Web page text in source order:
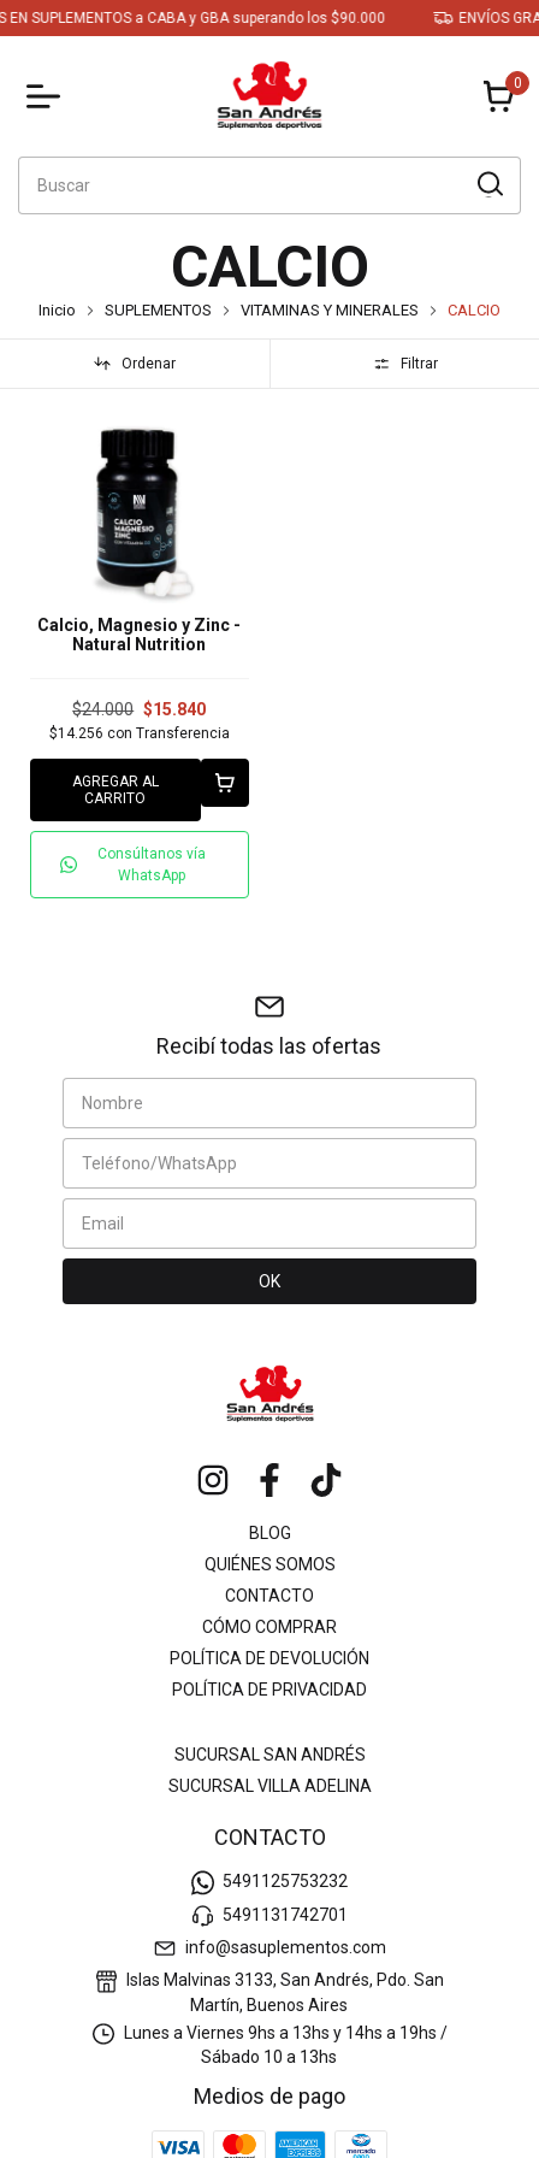
EN SUPLEMENTOS a CABA y GBA superando los $90.000 ENVÍOS
0
CALCIO
Inicio SUPLEMENTOS VITAMINAS Y MINERALES CALCIO
Ordenar Filtrar
Calcio, Magnesio y Zinc -
Natural Nutrition
$24.000 $15.840
$14.256 con Transferencia
AGREGAR AL
CARRITO
Consúltanos vía
WhatsApp
Recibí todas las ofertas
BLOG
QUIÉNES SOMOS
CONTACTO
CÓMO COMPRAR
POLÍTICA DE DEVOLUCIÓN
POLÍTICA DE PRIVACIDAD
SUCURSAL SAN ANDRÉS
SUCURSAL VILLA ADELINA
CONTACTO
5491125753232
5491131742701
info@sasuplementos.com
Islas Malvinas 3133, San Andrés, Pdo. San
Martín, Buenos Aires
Lunes a Viernes 9hs a 13hs y 14hs a 19hs /
Sábado 10 a 13hs
Medios de pago